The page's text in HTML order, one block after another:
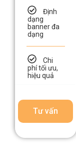
thương
hiệu
dạng
banner đa
dạng
phí tối ưu,
hiệu quả
Tư vấn